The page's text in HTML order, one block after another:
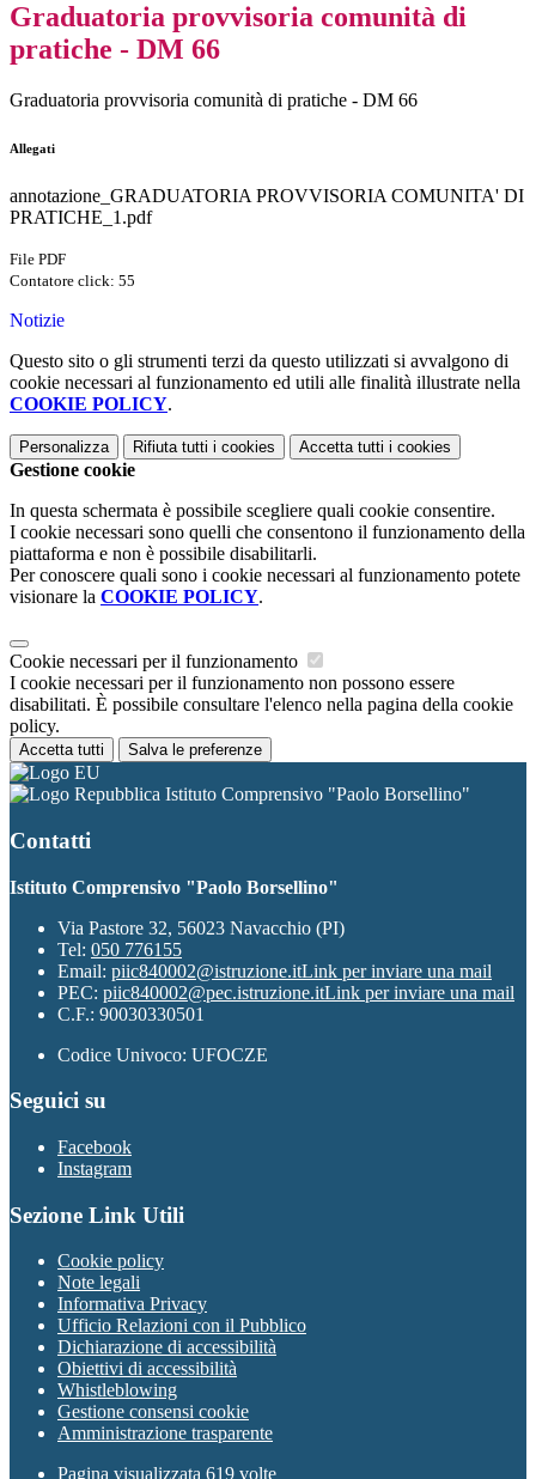
Graduatoria provvisoria comunità di
pratiche - DM 66
Graduatoria provvisoria comunità di pratiche - DM 66
Allegati
annotazione_GRADUATORIA PROVVISORIA COMUNITA' DI
PRATICHE_1.pdf
File PDF
Contatore click: 55
Notizie
Questo sito o gli strumenti terzi da questo utilizzati si avvalgono di
cookie necessari al funzionamento ed utili alle finalità illustrate nella
COOKIE POLICY.
Personalizza Rifiuta tutti i cookies Accetta tutti i cookies
Gestione cookie
In questa schermata è possibile scegliere quali cookie consentire.
I cookie necessari sono quelli che consentono il funzionamento della
piattaforma e non è possibile disabilitarli.
Per conoscere quali sono i cookie necessari al funzionamento potete
visionare la COOKIE POLICY.
Cookie necessari per il funzionamento
I cookie necessari per il funzionamento non possono essere
disabilitati. È possibile consultare l'elenco nella pagina della cookie
policy.
Accetta tutti Salva le preferenze
Istituto Comprensivo "Paolo Borsellino"
Contatti
Istituto Comprensivo "Paolo Borsellino"
Via Pastore 32, 56023 Navacchio (PI)
Tel: 050 776155
Email: piic840002@istruzione.itLink per inviare una mail
PEC: piic840002@pec.istruzione.itLink per inviare una mail
C.F.: 90030330501
Codice Univoco: UFOCZE
Seguici su
Facebook
Instagram
Sezione Link Utili
Cookie policy
Note legali
Informativa Privacy
Ufficio Relazioni con il Pubblico
Dichiarazione di accessibilità
Obiettivi di accessibilità
Whistleblowing
Gestione consensi cookie
Amministrazione trasparente
Pagina visualizzata 619 volte